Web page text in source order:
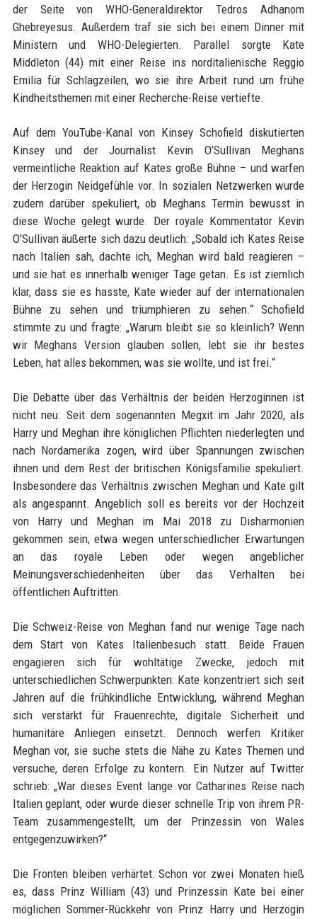
der Seite von WHO-Generaldirektor Tedros Adhanom
Ghebreyesus. Außerdem traf sie sich bei einem Dinner mit
Ministern und WHO-Delegierten. Parallel sorgte Kate
Middleton (44) mit einer Reise ins norditalienische Reggio
Emilia für Schlagzeilen, wo sie ihre Arbeit rund um frühe
Kindheitsthemen mit einer Recherche-Reise vertiefte.
Auf dem YouTube-Kanal von Kinsey Schofield diskutierten
Kinsey und der Journalist Kevin O’Sullivan Meghans
vermeintliche Reaktion auf Kates große Bühne – und warfen
der Herzogin Neidgefühle vor. In sozialen Netzwerken wurde
zudem darüber spekuliert, ob Meghans Termin bewusst in
diese Woche gelegt wurde. Der royale Kommentator Kevin
O'Sullivan äußerte sich dazu deutlich: „Sobald ich Kates Reise
nach Italien sah, dachte ich, Meghan wird bald reagieren –
und sie hat es innerhalb weniger Tage getan. Es ist ziemlich
klar, dass sie es hasste, Kate wieder auf der internationalen
Bühne zu sehen und triumphieren zu sehen.“ Schofield
stimmte zu und fragte: „Warum bleibt sie so kleinlich? Wenn
wir Meghans Version glauben sollen, lebt sie ihr bestes
Leben, hat alles bekommen, was sie wollte, und ist frei.“
Die Debatte über das Verhältnis der beiden Herzoginnen ist
nicht neu. Seit dem sogenannten Megxit im Jahr 2020, als
Harry und Meghan ihre königlichen Pflichten niederlegten und
nach Nordamerika zogen, wird über Spannungen zwischen
ihnen und dem Rest der britischen Königsfamilie spekuliert.
Insbesondere das Verhältnis zwischen Meghan und Kate gilt
als angespannt. Angeblich soll es bereits vor der Hochzeit
von Harry und Meghan im Mai 2018 zu Disharmonien
gekommen sein, etwa wegen unterschiedlicher Erwartungen
an das royale Leben oder wegen angeblicher
Meinungsverschiedenheiten über das Verhalten bei
öffentlichen Auftritten.
Die Schweiz-Reise von Meghan fand nur wenige Tage nach
dem Start von Kates Italienbesuch statt. Beide Frauen
engagieren sich für wohltätige Zwecke, jedoch mit
unterschiedlichen Schwerpunkten: Kate konzentriert sich seit
Jahren auf die frühkindliche Entwicklung, während Meghan
sich verstärkt für Frauenrechte, digitale Sicherheit und
humanitäre Anliegen einsetzt. Dennoch werfen Kritiker
Meghan vor, sie suche stets die Nähe zu Kates Themen und
versuche, deren Erfolge zu kontern. Ein Nutzer auf Twitter
schrieb: „War dieses Event lange vor Catharines Reise nach
Italien geplant, oder wurde dieser schnelle Trip von ihrem PR-
Team zusammengestellt, um der Prinzessin von Wales
entgegenzuwirken?“
Die Fronten bleiben verhärtet: Schon vor zwei Monaten hieß
es, dass Prinz William (43) und Prinzessin Kate bei einer
möglichen Sommer-Rückkehr von Prinz Harry und Herzogin